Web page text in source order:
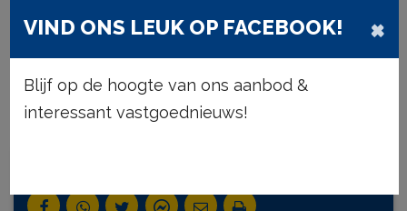
Type constructie:
Traditioneel
Op verdieping:
0
×
VIND ONS LEUK OP FACEBOOK!
Blijf op de hoogte van ons aanbod &
interessant vastgoednieuws!